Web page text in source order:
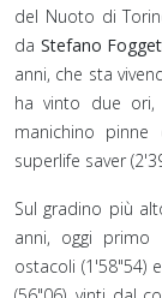
del Nuoto di
da Stefano
anni, che sta
ha vinto due ori,
manichino
superlife saver
Sul gradino più
anni, oggi primo
ostacoli (1'58"54)